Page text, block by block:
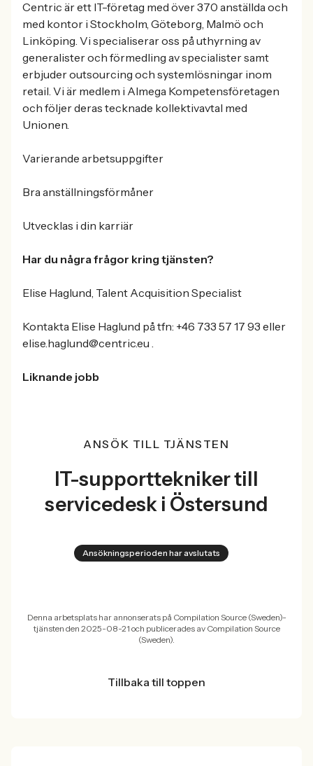
Centric är ett IT-företag med över 370 anställda och
med kontor i Stockholm, Göteborg, Malmö och
Linköping. Vi specialiserar oss på uthyrning av
generalister och förmedling av specialister samt
erbjuder outsourcing och systemlösningar inom
retail. Vi är medlem i Almega Kompetensföretagen
och följer deras tecknade kollektivavtal med
Unionen.
Varierande arbetsuppgifter
Bra anställningsförmåner
Utvecklas i din karriär
Har du några frågor kring tjänsten?
Elise Haglund, Talent Acquisition Specialist
Kontakta Elise Haglund på tfn: +46 733 57 17 93 eller
elise.haglund@centric.eu .
Liknande jobb
ANSÖK TILL TJÄNSTEN
IT-supporttekniker till
servicedesk i Östersund
Ansökningsperioden har avslutats
Denna arbetsplats har annonserats på Compilation Source (Sweden)-
tjänsten den 2025-08-21 och publicerades av Compilation Source
(Sweden).
Tillbaka till toppen